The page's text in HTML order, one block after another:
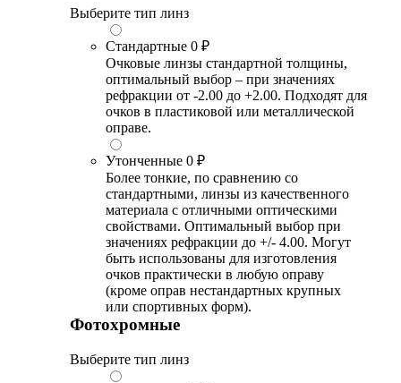
Выберите тип линз
Стандартные 0 ₽
Очковые линзы стандартной толщины,
оптимальный выбор – при значениях
рефракции от -2.00 до +2.00. Подходят для
очков в пластиковой или металлической
оправе.
Утонченные 0 ₽
Более тонкие, по сравнению со
стандартными, линзы из качественного
материала с отличными оптическими
свойствами. Оптимальный выбор при
значениях рефракции до +/- 4.00. Могут
быть использованы для изготовления
очков практически в любую оправу
(кроме оправ нестандартных крупных
или спортивных форм).
Фотохромные
Выберите тип линз